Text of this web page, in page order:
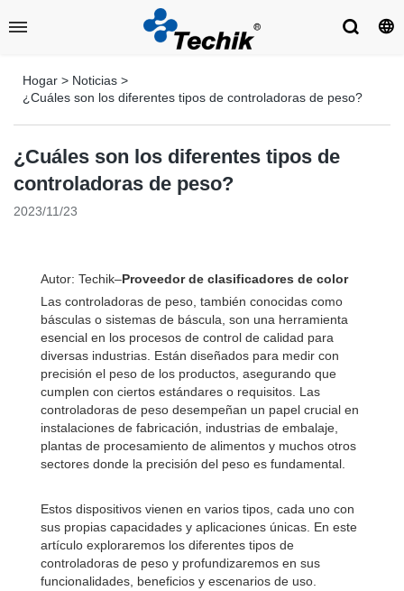
Hogar > Noticias >
¿Cuáles son los diferentes tipos de controladoras de peso?
¿Cuáles son los diferentes tipos de
controladoras de peso?
2023/11/23
Autor: Techik–Proveedor de clasificadores de color
Las controladoras de peso, también conocidas como
básculas o sistemas de báscula, son una herramienta
esencial en los procesos de control de calidad para
diversas industrias. Están diseñados para medir con
precisión el peso de los productos, asegurando que
cumplen con ciertos estándares o requisitos. Las
controladoras de peso desempeñan un papel crucial en
instalaciones de fabricación, industrias de embalaje,
plantas de procesamiento de alimentos y muchos otros
sectores donde la precisión del peso es fundamental.
Estos dispositivos vienen en varios tipos, cada uno con
sus propias capacidades y aplicaciones únicas. En este
artículo exploraremos los diferentes tipos de
controladoras de peso y profundizaremos en sus
funcionalidades, beneficios y escenarios de uso.